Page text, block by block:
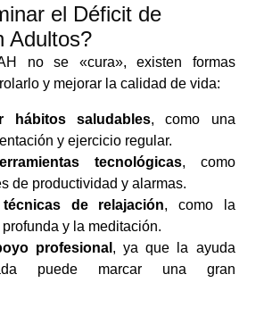
el Déficit de
Adultos?
no se «cura», existen formas
y mejorar la calidad de vida:
hábitos saludables, como una
y ejercicio regular.
tecnológicas, como
de productividad y alarmas.
de relajación, como la
y la meditación.
profesional , ya que la ayuda
puede marcar una gran